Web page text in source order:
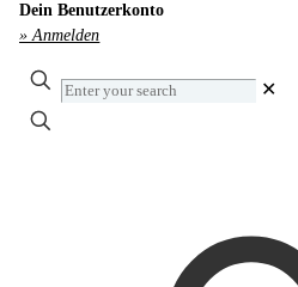
Dein Benutzerkonto
» Anmelden
Enter
your
✕